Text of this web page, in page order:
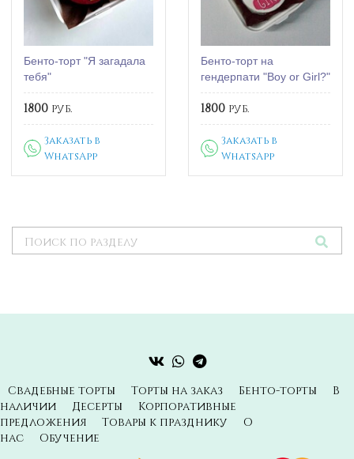
Бенто-торт "Я загадала
тебя"
1800 руб.
Заказать в
WhatsApp
Бенто-торт на
гендерпати "Boy or Girl?"
1800 руб.
Заказать в
WhatsApp
Свадебные торты Торты на заказ Бенто-торты
В
наличии
Десерты
Корпоративные
предложения
Товары к празднику
О
нас
Обучение